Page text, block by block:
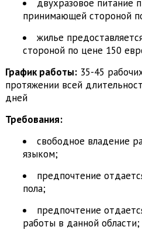
двухразовое питание
принимающей стороной
жилье
стороной по цене 150
График работы: 35-45
протяжении всей
дней
Требования:
свободное владение
языком;
предпочтение
пола;
предпочтение
работы в данной области;